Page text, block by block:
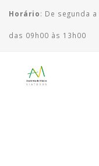
Horário: De segunda
das 09h00 às 13h00